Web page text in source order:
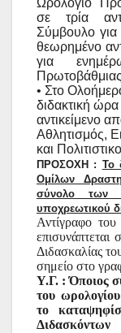
Ωρολόγιο
σε τρία
Σύμβουλο
θεωρημένο
για
• Στο
διδακτική ώρα
αντικείμενο
Αθλητισμός,
και
ΠΡΟΣΟΧΗ : Το
Ομίλων
σύνολο των
υποχρεωτικού
Αντίγραφο
Διδασκαλίας
σημείο στο
Υ.Γ. : Όποιος
του
το
Διδασκόντων